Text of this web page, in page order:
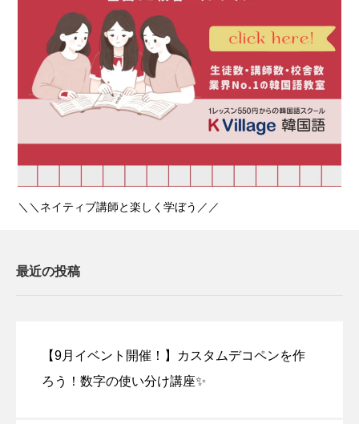
＼＼ネイティブ講師と楽しく学ぼう／／
最近の投稿
【9月イベント開催！】カスタムデコペンを作
ろう！数字の使い分け講座✨